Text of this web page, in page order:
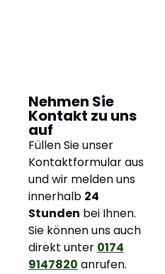
Nehmen Sie
Kontakt zu uns
auf
Füllen Sie unser
Kontaktformular aus
und wir melden uns
innerhalb 24
Stunden bei Ihnen.
Sie können uns auch
direkt unter 0174
9147820 anrufen.